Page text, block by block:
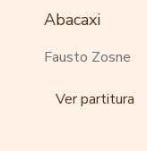
Abacaxi
Fausto Zosne
Ver partitura